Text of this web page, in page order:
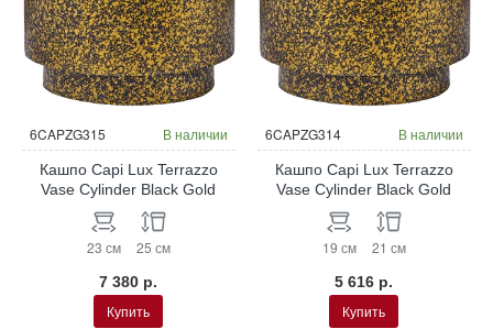
6CAPZG315 В наличии
Кашпо Capi Lux Terrazzo
Vase Cylinder Black Gold
23 см 25 см
7 380 р.
Купить
6CAPZG314 В наличии
Кашпо Capi Lux Terrazzo
Vase Cylinder Black Gold
19 см 21 см
5 616 р.
Купить